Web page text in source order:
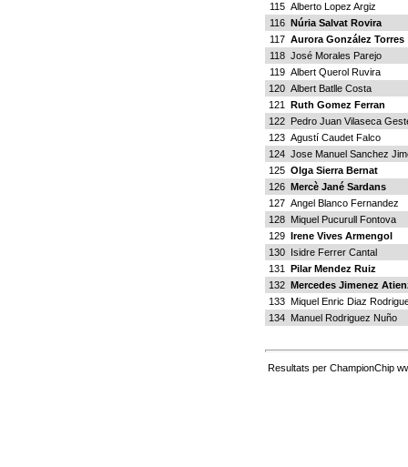
115 Alberto Lopez Argiz
116 Núria Salvat Rovira
117 Aurora González Torres
118 José Morales Parejo
119 Albert Querol Ruvira
120 Albert Batlle Costa
121
Ruth Gomez Ferran
122
Pedro Juan Vilaseca
123 Agustí Caudet Falco
124 Jose Manuel Sanchez
125 Olga Sierra Bernat
126 Mercè Jané Sardans
127 Angel Blanco Fernandez
128
Miquel Pucurull Fontova
129 Irene Vives Armengol
130
Isidre Ferrer Cantal
131
Pilar Mendez Ruiz
132 Mercedes Jimenez
133 Miquel Enric Diaz
134
Manuel Rodriguez Nuño
Resultats per ChampionChip